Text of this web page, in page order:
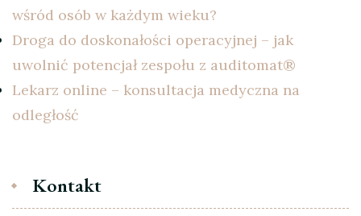
wśród osób w każdym wieku?
Droga do doskonałości operacyjnej – jak
uwolnić potencjał zespołu z auditomat®
Lekarz online – konsultacja medyczna na
odległość
Kontakt